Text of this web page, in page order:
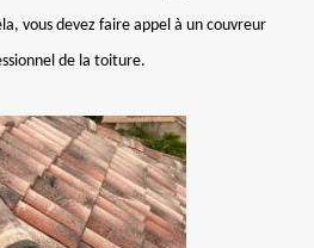
vous devez faire appel à un couvreur
de la toiture.